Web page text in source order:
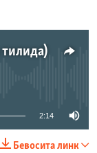
эмас
2:14
Бевосита линк